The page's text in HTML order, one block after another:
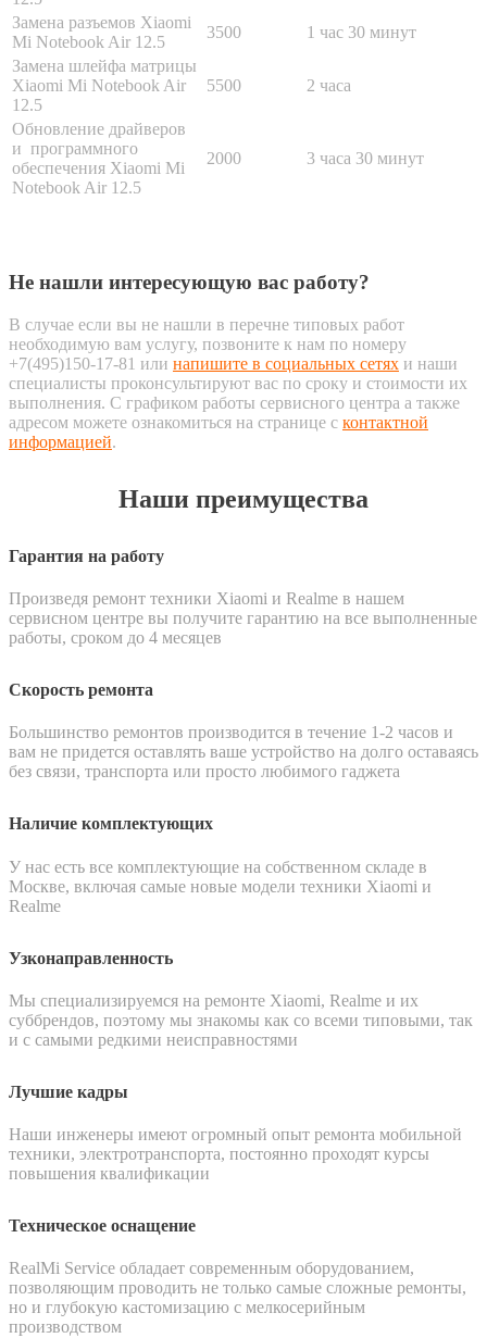
Замена разъемов Xiaomi
Mi Notebook Air 12.5
3500
1 час 30 минут
Замена шлейфа матрицы
Xiaomi Mi Notebook Air
12.5
5500 2 часа
Обновление драйверов
и программного
обеспечения Xiaomi Mi
Notebook Air 12.5
2000 3 часа 30 минут
Не нашли интересующую вас работу?
В случае если вы не нашли в перечне типовых работ
необходимую вам услугу, позвоните к нам по номеру
+7(495)150-17-81 или напишите в социальных сетях и наши
специалисты проконсультируют вас по сроку и стоимости их
выполнения. С графиком работы сервисного центра а также
адресом можете ознакомиться на странице с контактной
информацией.
Наши преимущества
Гарантия на работу
Произведя ремонт техники Xiaomi и Realme в нашем
сервисном центре вы получите гарантию на все выполненные
работы, сроком до 4 месяцев
Скорость ремонта
Большинство ремонтов производится в течение 1-2 часов и
вам не придется оставлять ваше устройство на долго оставаясь
без связи, транспорта или просто любимого гаджета
Наличие комплектующих
У нас есть все комплектующие на собственном складе в
Москве, включая самые новые модели техники Xiaomi и
Realme
Узконаправленность
Мы специализируемся на ремонте Xiaomi, Realme и их
суббрендов, поэтому мы знакомы как со всеми типовыми, так
и с самыми редкими неисправностями
Лучшие кадры
Наши инженеры имеют огромный опыт ремонта мобильной
техники, электротранспорта, постоянно проходят курсы
повышения квалификации
Техническое оснащение
RealMi Service обладает современным оборудованием,
позволяющим проводить не только самые сложные ремонты,
но и глубокую кастомизацию с мелкосерийным
производством